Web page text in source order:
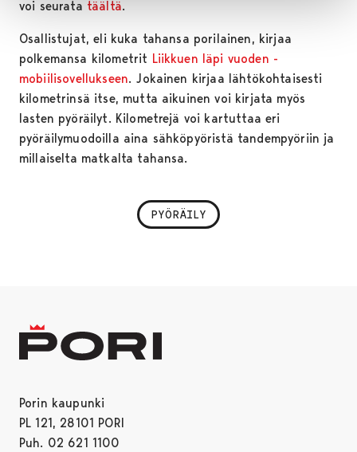
voi seurata täältä.
Osallistujat, eli kuka tahansa porilainen, kirjaa
polkemansa kilometrit Liikkuen läpi vuoden -
mobiilisovellukseen. Jokainen kirjaa lähtökohtaisesti
kilometrinsä itse, mutta aikuinen voi kirjata myös
lasten pyöräilyt. Kilometrejä voi kartuttaa eri
pyöräilymuodoilla aina sähköpyöristä tandempyöriin ja
millaiselta matkalta tahansa.
PYÖRÄILY
Porin kaupunki
PL 121, 28101 PORI
Puh. 02 621 1100